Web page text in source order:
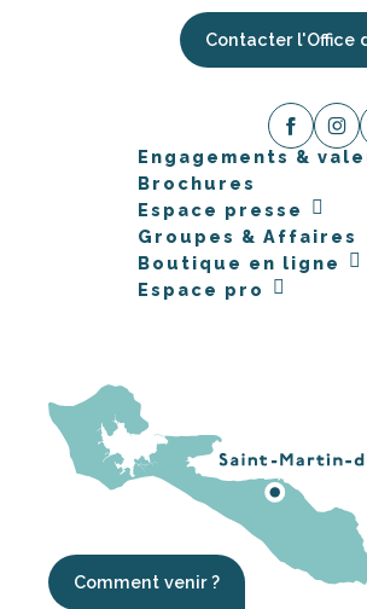
Contacter l'Office
Engagements &
Brochures
Espace presse
Groupes & Affaires
Boutique en ligne
Espace pro
Comment venir ?